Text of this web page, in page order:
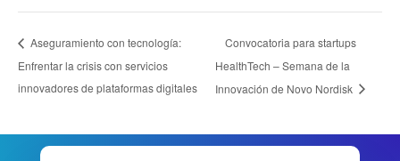
Aseguramiento con tecnología:
Enfrentar la crisis con servicios
innovadores de plataformas digitales
Convocatoria para startups
HealthTech – Semana de la
Innovación de Novo Nordisk